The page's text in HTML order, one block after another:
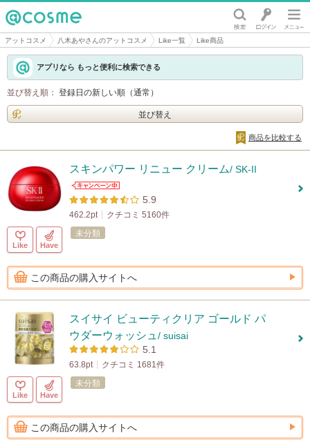
@cosme
アットコスメ 八木あやさんのアットコスメ Like一覧 Like商品
アプリなら もっと便利に検索できる
並び替え順： 登録日の新しい順（通常）
並び替え
商品を比較する
スキンパワー リニュー クリーム/ SK-II
5.9
462.2pt クチコミ 5160件
Like Have
未分類
この商品の購入サイトへ
スイサイ ビューティクリア ゴールド パ
ウダーウォッシュ / suisai
5.1
63.8pt クチコミ 1681件
Like Have
未分類
この商品の購入サイトへ